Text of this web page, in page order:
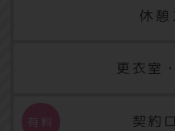
休憩
更衣室
契約